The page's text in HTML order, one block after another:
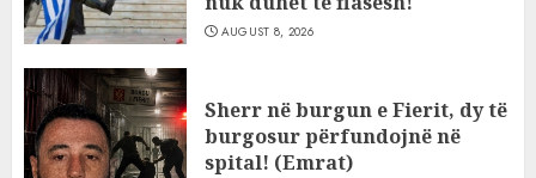
AUGUST 8, 2026
Sherr në burgun e Fierit, dy të
burgosur përfundojnë në
spital! (Emrat)